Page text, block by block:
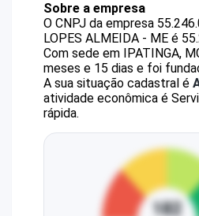
Sobre a empresa
O CNPJ da empresa
LOPES ALMEIDA - ME é
Com sede em IPATINGA,
meses e 15 dias e foi
A sua situação cadastral é
atividade econômica é
rápida.